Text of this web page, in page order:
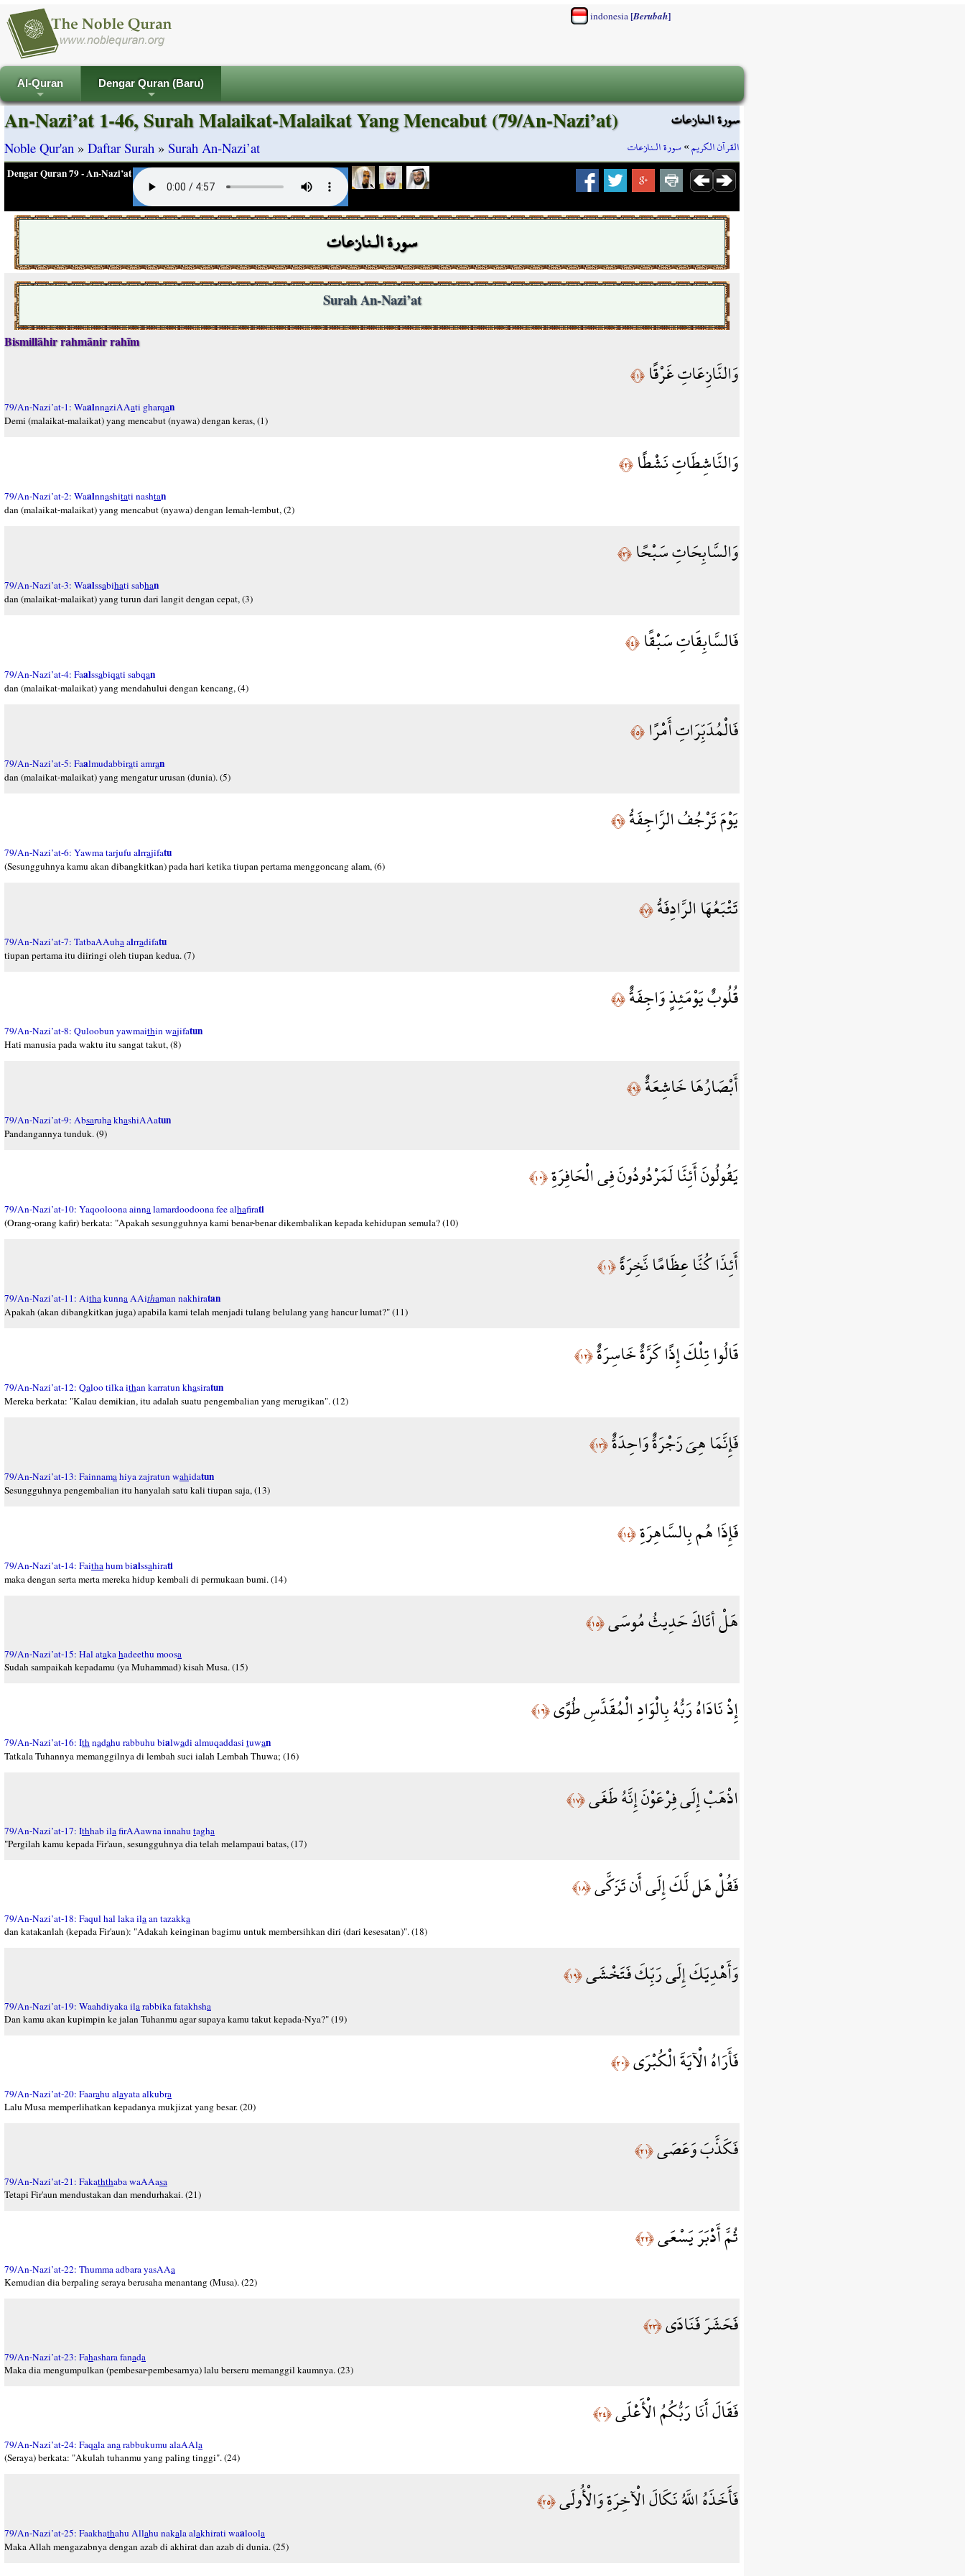
indonesia[Berubah]
+
Al-Quran
+
Dengar Quran (Baru)
سورة الـنازعات
القرآن الكريم»سورة الـنازعات
An-Nazi’at 1-46, Surah Malaikat-Malaikat Yang Mencabut (79/An-Nazi’at)
Noble Qur'an » Daftar Surah » Surah An-Nazi’at
Dengar Quran 79 - An-Nazi’at
سورة الـنازعات
Surah An-Nazi’at
Bismillāhir rahmānir rahīm
وَالنَّازِعَاتِ غَرْقًا﴿١﴾
79/An-Nazi’at-1: WaalnnaziAAati gharqan
Demi (malaikat-malaikat) yang mencabut (nyawa) dengan keras, (1)
وَالنَّاشِطَاتِ نَشْطًا﴿٢﴾
79/An-Nazi’at-2: Waalnnashitati nashtan
dan (malaikat-malaikat) yang mencabut (nyawa) dengan lemah-lembut, (2)
وَالسَّابِحَاتِ سَبْحًا﴿٣﴾
79/An-Nazi’at-3: Waalssabihati sabhan
dan (malaikat-malaikat) yang turun dari langit dengan cepat, (3)
فَالسَّابِقَاتِ سَبْقًا﴿٤﴾
79/An-Nazi’at-4: Faalssabiqati sabqan
dan (malaikat-malaikat) yang mendahului dengan kencang, (4)
فَالْمُدَبِّرَاتِ أَمْرًا﴿٥﴾
79/An-Nazi’at-5: Faalmudabbirati amran
dan (malaikat-malaikat) yang mengatur urusan (dunia). (5)
يَوْمَ تَرْجُفُ الرَّاجِفَةُ﴿٦﴾
79/An-Nazi’at-6: Yawma tarjufu alrrajifatu
(Sesungguhnya kamu akan dibangkitkan) pada hari ketika tiupan pertama menggoncang alam, (6)
تَتْبَعُهَا الرَّادِفَةُ﴿٧﴾
79/An-Nazi’at-7: TatbaAAuhaalrradifatu
tiupan pertama itu diiringi oleh tiupan kedua. (7)
قُلُوبٌ يَوْمَئِذٍ وَاجِفَةٌ﴿٨﴾
79/An-Nazi’at-8: Quloobun yawmaithin wajifatun
Hati manusia pada waktu itu sangat takut, (8)
أَبْصَارُهَا خَاشِعَةٌ﴿٩﴾
79/An-Nazi’at-9: AbsaruhakhashiAAatun
Pandangannya tunduk. (9)
يَقُولُونَ أَئِنَّا لَمَرْدُودُونَ فِي الْحَافِرَةِ﴿١٠﴾
79/An-Nazi’at-10: Yaqooloona ainnalamardoodoona fee alhafirati
(Orang-orang kafir) berkata: "Apakah sesungguhnya kami benar-benar dikembalikan kepada kehidupan semula? (10)
أَئِذَا كُنَّا عِظَامًا نَّخِرَةً﴿١١﴾
79/An-Nazi’at-11: AithakunnaAAithaman nakhiratan
Apakah (akan dibangkitkan juga) apabila kami telah menjadi tulang belulang yang hancur lumat?" (11)
قَالُوا تِلْكَ إِذًا كَرَّةٌ خَاسِرَةٌ﴿١٢﴾
79/An-Nazi’at-12: Qaloo tilka ithan karratun khasiratun
Mereka berkata: "Kalau demikian, itu adalah suatu pengembalian yang merugikan". (12)
فَإِنَّمَا هِيَ زَجْرَةٌ وَاحِدَةٌ﴿١٣﴾
79/An-Nazi’at-13: Fainnamahiya zajratun wahidatun
Sesungguhnya pengembalian itu hanyalah satu kali tiupan saja, (13)
فَإِذَا هُم بِالسَّاهِرَةِ﴿١٤﴾
79/An-Nazi’at-14: Faithahum bialssahirati
maka dengan serta merta mereka hidup kembali di permukaan bumi. (14)
هَلْ أتَاكَ حَدِيثُ مُوسَى﴿١٥﴾
79/An-Nazi’at-15: Hal atakahadeethu moosa
Sudah sampaikah kepadamu (ya Muhammad) kisah Musa. (15)
إِذْ نَادَاهُ رَبُّهُ بِالْوَادِ الْمُقَدَّسِ طُوًى﴿١٦﴾
79/An-Nazi’at-16: Ithnadahu rabbuhu bialwadi almuqaddasi tuwan
Tatkala Tuhannya memanggilnya di lembah suci ialah Lembah Thuwa; (16)
اذْهَبْ إِلَى فِرْعَوْنَ إِنَّهُ طَغَى﴿١٧﴾
79/An-Nazi’at-17: Ithhab ilafirAAawna innahu tagha
"Pergilah kamu kepada Fir'aun, sesungguhnya dia telah melampaui batas, (17)
فَقُلْ هَل لَّكَ إِلَى أَن تَزَكَّى﴿١٨﴾
79/An-Nazi’at-18: Faqul hal laka ilaan tazakka
dan katakanlah (kepada Fir'aun): "Adakah keinginan bagimu untuk membersihkan diri (dari kesesatan)". (18)
وَأَهْدِيَكَ إِلَى رَبِّكَ فَتَخْشَى﴿١٩﴾
79/An-Nazi’at-19: Waahdiyaka ilarabbika fatakhsha
Dan kamu akan kupimpin ke jalan Tuhanmu agar supaya kamu takut kepada-Nya?" (19)
فَأَرَاهُ الْآيَةَ الْكُبْرَى﴿٢٠﴾
79/An-Nazi’at-20: Faarahu alayata alkubra
Lalu Musa memperlihatkan kepadanya mukjizat yang besar. (20)
فَكَذَّبَ وَعَصَى﴿٢١﴾
79/An-Nazi’at-21: Fakaththaba waAAasa
Tetapi Fir'aun mendustakan dan mendurhakai. (21)
ثُمَّ أَدْبَرَ يَسْعَى﴿٢٢﴾
79/An-Nazi’at-22: Thumma adbara yasAAa
Kemudian dia berpaling seraya berusaha menantang (Musa). (22)
فَحَشَرَ فَنَادَى﴿٢٣﴾
79/An-Nazi’at-23: Fahashara fanada
Maka dia mengumpulkan (pembesar-pembesarnya) lalu berseru memanggil kaumnya. (23)
فَقَالَ أَنَا رَبُّكُمُ الْأَعْلَى﴿٢٤﴾
79/An-Nazi’at-24: Faqala anarabbukumu alaAAla
(Seraya) berkata: "Akulah tuhanmu yang paling tinggi". (24)
فَأَخَذَهُ اللَّهُ نَكَالَ الْآخِرَةِ وَالْأُولَى﴿٢٥﴾
79/An-Nazi’at-25: Faakhathahu Allahu nakala alakhirati waaloola
Maka Allah mengazabnya dengan azab di akhirat dan azab di dunia. (25)